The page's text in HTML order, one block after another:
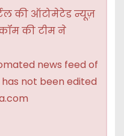
की ऑटोमेटेड न्यूज़
की टीम ने
news feed of
not been edited